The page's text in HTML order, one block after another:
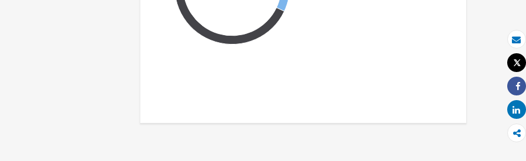
بريد الكتروني
طباعة
Tweet
Share
Share